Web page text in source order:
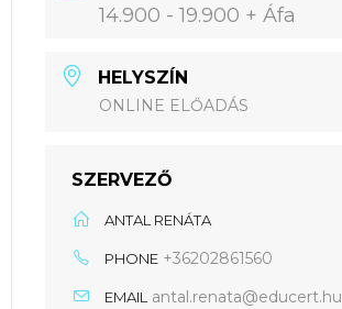
14.900 - 19.900 + Áfa
HELYSZÍN
ONLINE ELŐADÁS
SZERVEZŐ
ANTAL RENÁTA
PHONE +36202861560
EMAIL antal.renata@educert.hu